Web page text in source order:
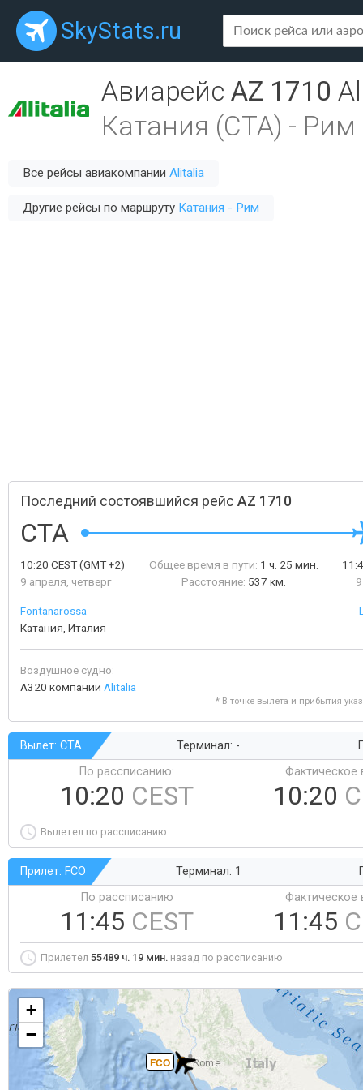
SkyStats.ru
Авиарейс AZ 1710
Катания (CTA) - Рим
Все рейсы авиакомпании Alitalia
Другие рейсы по маршруту Катания - Рим
Последний состоявшийся рейс AZ 1710
CTA
10:20 CEST(GMT +2)
9 апреля, четверг
Общее время в пути: 1 ч. 25 мин.
Расстояние: 537 км.
Fontanarossa
Катания, Италия
Воздушное судно:
A320 компании Alitalia
* В точке вылета и прибытия
Вылет: CTA Терминал: -
По рассписанию:
10:20 CEST
Фактическое
10:20
Вылетел по рассписанию
Прилет: FCO Терминал: 1
По рассписанию
11:45 CEST
Фактическое
11:45
Прилетел 55489 ч. 19 мин. назад по рассписанию
FCO
+
−